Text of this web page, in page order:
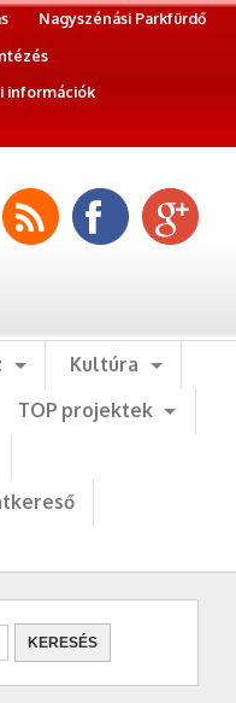
Nagyszénási Parkfürdő
információk
Kultúra
TOP projektek